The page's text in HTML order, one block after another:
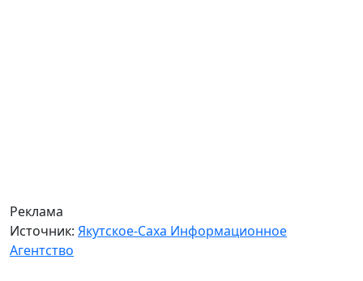
Реклама
Источник: Якутское-Саха Информационное
Агентство